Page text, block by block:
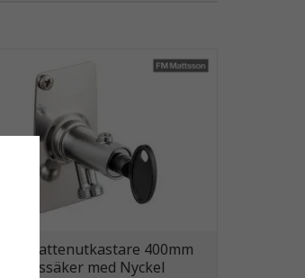
FMM Vattenutkastare 400mm
fryssäker med Nyckel